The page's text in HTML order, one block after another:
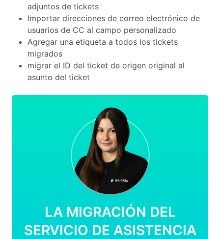
adjuntos de tickets
Importar direcciones de correo electrónico de
usuarios de CC al campo personalizado
Agregar una etiqueta a todos los tickets
migrados
migrar el ID del ticket de origen original al
asunto del ticket
LA MIGRACIÓN DEL
SERVICIO DE ASISTENCIA